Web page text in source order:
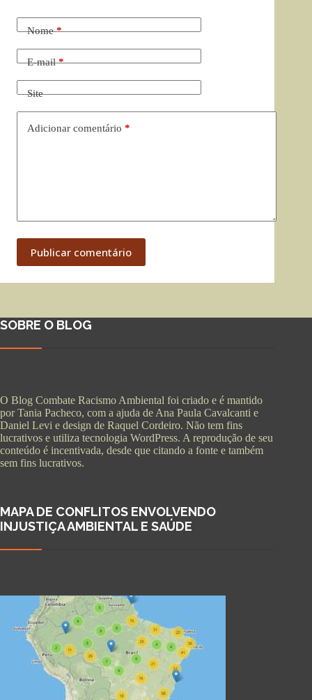
Nome*
E-mail*
Site
Adicionar comentário *
Publicar comentário
SOBRE O BLOG
O Blog Combate Racismo Ambiental foi criado e é mantido
por Tania Pacheco, com a ajuda de Ana Paula Cavalcanti e
Daniel Levi e design de Raquel Cordeiro. Não tem fins
lucrativos e utiliza tecnologia WordPress. A reprodução de seu
conteúdo é incentivada, desde que citando a fonte e também
sem fins lucrativos.
MAPA DE CONFLITOS ENVOLVENDO
INJUSTIÇA AMBIENTAL E SAÚDE